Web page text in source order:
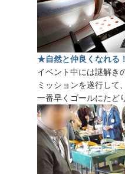
★自然と仲良くなれる！
イベント中には謎解き
ミッションを遂行して
一番早くゴールにたど